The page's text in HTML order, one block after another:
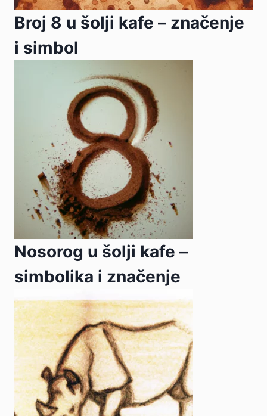
Broj 8 u šolji kafe – značenje
i simbol
Nosorog u šolji kafe –
simbolika i značenje